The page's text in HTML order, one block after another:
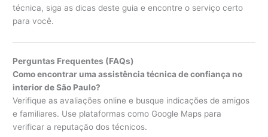
técnica, siga as dicas deste guia e encontre o serviço certo
para você.
Perguntas Frequentes (FAQs)
Como encontrar uma assistência técnica de confiança no
interior de São Paulo?
Verifique as avaliações online e busque indicações de amigos
e familiares. Use plataformas como Google Maps para
verificar a reputação dos técnicos.